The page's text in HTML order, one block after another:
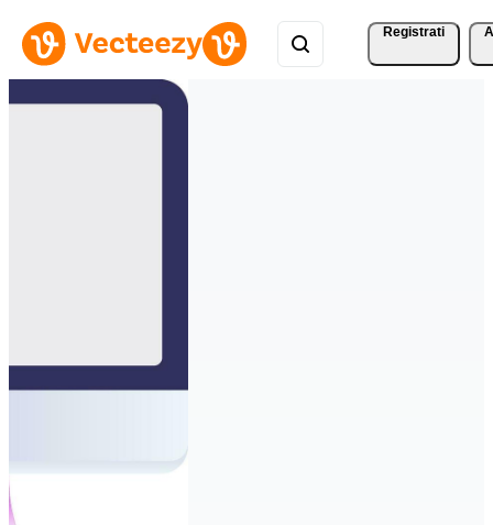
Registrati